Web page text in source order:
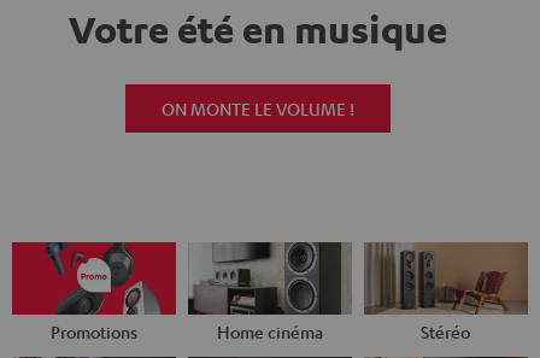
Votre été en musique
ON MONTE LE VOLUME !
Promotions Home cinéma Stéréo